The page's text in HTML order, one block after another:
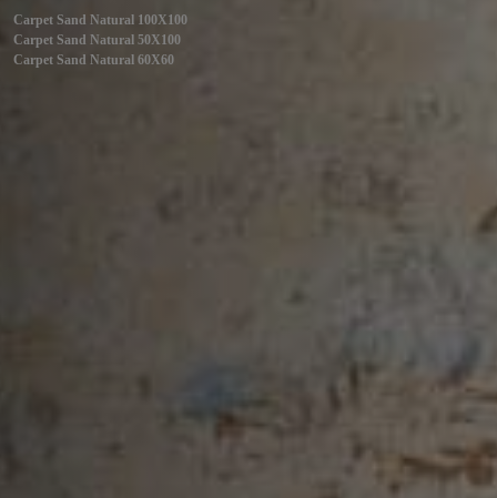
Carpet Sand Natural 100X100
Carpet Sand Natural 50X100
Carpet Sand Natural 60X60